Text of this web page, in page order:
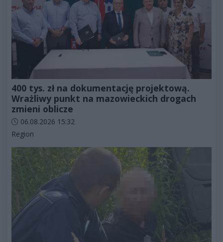
400 tys. zł na dokumentację projektową.
Wrażliwy punkt na mazowieckich drogach
zmieni oblicze
Data dodania artykułu:
06.08.2026 15:32
Kategorie artykułu:
Region